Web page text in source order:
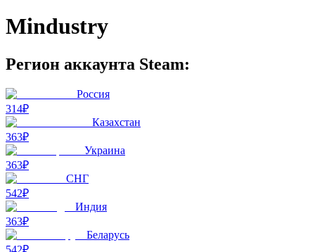
Mindustry
Регион аккаунта Steam:
Россия
314₽
Казахстан
363₽
Украина
363₽
СНГ
542₽
Индия
363₽
Беларусь
542₽